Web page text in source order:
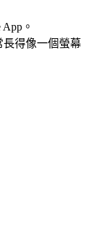
。
得像一個螢幕